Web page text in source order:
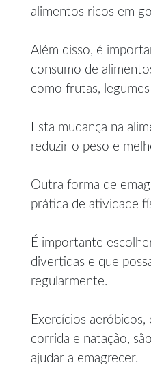
alimentos ricos em
Além disso, é
consumo de
como frutas,
Esta mudança na
reduzir o peso e
Outra forma de
prática de atividade
É importante
divertidas e que
regularmente.
Exercícios aeróbicos,
corrida e natação,
ajudar a emagrecer.